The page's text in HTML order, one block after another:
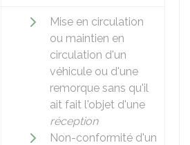
Mise en circulation
ou maintien en
circulation d'un
véhicule ou d'une
remorque sans qu'il
ait fait l'objet d'une
réception
Non-conformité d'un